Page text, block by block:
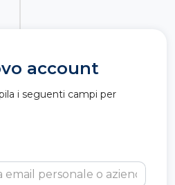
account
i seguenti campi per